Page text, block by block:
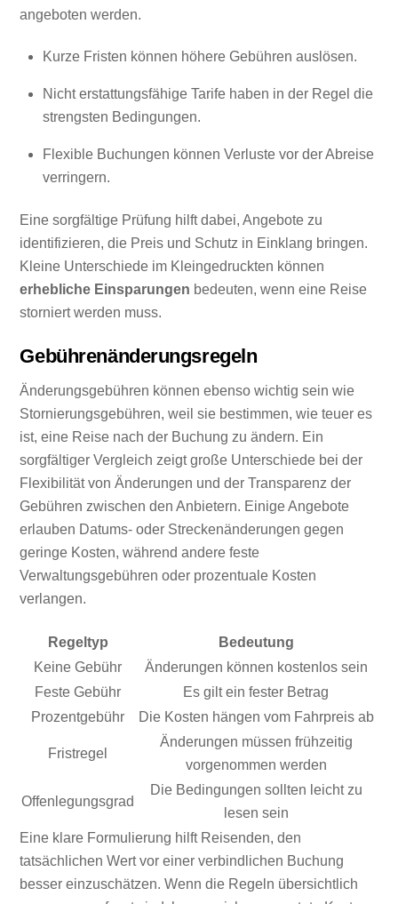
angeboten werden.
Kurze Fristen können höhere Gebühren auslösen.
Nicht erstattungsfähige Tarife haben in der Regel die
strengsten Bedingungen.
Flexible Buchungen können Verluste vor der Abreise
verringern.
Eine sorgfältige Prüfung hilft dabei, Angebote zu
identifizieren, die Preis und Schutz in Einklang bringen.
Kleine Unterschiede im Kleingedruckten können
erhebliche Einsparungen bedeuten, wenn eine Reise
storniert werden muss.
Gebührenänderungsregeln
Änderungsgebühren können ebenso wichtig sein wie
Stornierungsgebühren, weil sie bestimmen, wie teuer es
ist, eine Reise nach der Buchung zu ändern. Ein
sorgfältiger Vergleich zeigt große Unterschiede bei der
Flexibilität von Änderungen und der Transparenz der
Gebühren zwischen den Anbietern. Einige Angebote
erlauben Datums- oder Streckenänderungen gegen
geringe Kosten, während andere feste
Verwaltungsgebühren oder prozentuale Kosten
verlangen.
Regeltyp
Bedeutung
Keine Gebühr
Änderungen können kostenlos sein
Feste Gebühr
Es gilt ein fester Betrag
Prozentgebühr
Die Kosten hängen vom Fahrpreis ab
Fristregel
Änderungen müssen frühzeitig
vorgenommen werden
Offenlegungsgrad
Die Bedingungen sollten leicht zu
lesen sein
Eine klare Formulierung hilft Reisenden, den
tatsächlichen Wert vor einer verbindlichen Buchung
besser einzuschätzen. Wenn die Regeln übersichtlich